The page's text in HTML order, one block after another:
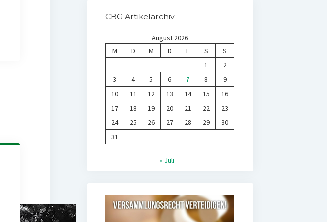
CBG Artikelarchiv
August 2026
M
D M D F S
S
1
2
3
4 5 6 7 8
9
10
11 12 13 14 15
16
17
18 19 20 21 22
23
24
25 26 27 28 29
30
31
« Juli